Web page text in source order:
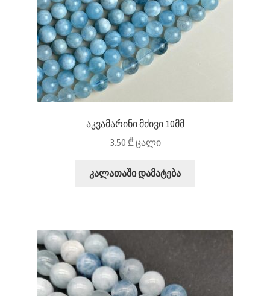
აკვამარინი მძივი 10მმ
3.50 ₾ ცალი
კალათაში დამატება